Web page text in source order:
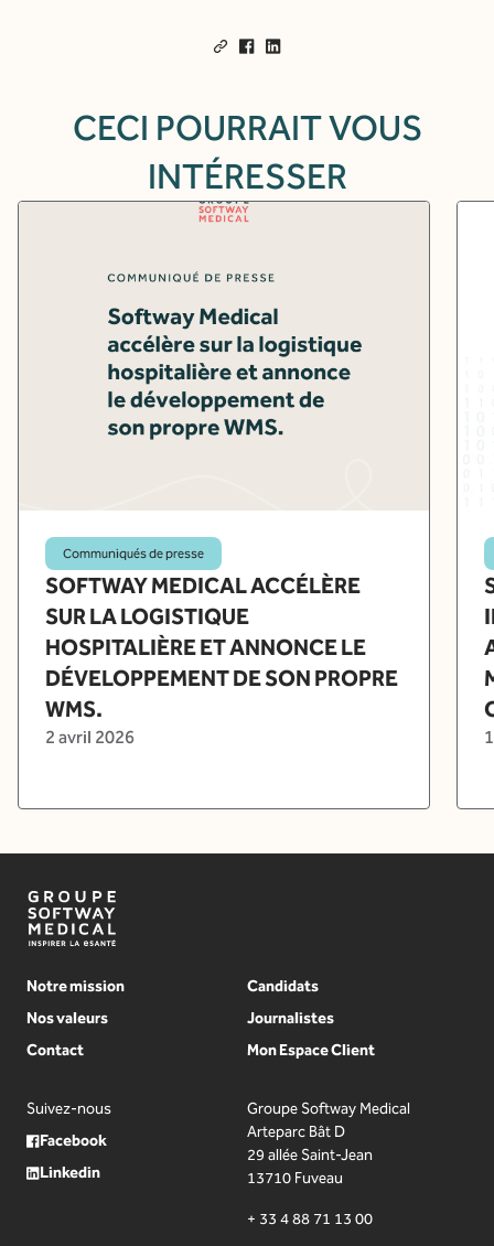
CECI POURRAIT VOUS
INTÉRESSER
Communiqués de presse
SOFTWAY MEDICAL ACCÉLÈRE
SUR LA LOGISTIQUE
HOSPITALIÈRE ET ANNONCE LE
DÉVELOPPEMENT DE SON PROPRE
WMS.
2 avril 2026
Notre mission
Nos valeurs
Contact
Candidats
Journalistes
Mon Espace Client
Suivez-nous
Facebook
Linkedin
Groupe Softway Medical
Arteparc Bât D
29 allée Saint-Jean
13710 Fuveau
+ 33 4 88 71 13 00